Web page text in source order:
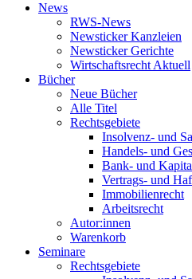
News
RWS-News
Newsticker Kanzleien
Newsticker Gerichte
Wirtschaftsrecht Aktuell
Bücher
Neue Bücher
Alle Titel
Rechtsgebiete
Insolvenz- und
Handels- und
Bank- und
Vertrags- und
Immobilienrecht
Arbeitsrecht
Autor:innen
Warenkorb
Seminare
Rechtsgebiete